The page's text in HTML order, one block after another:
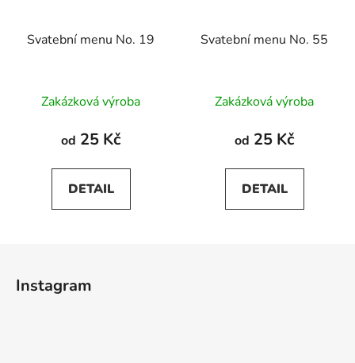
Svatební menu No. 19
Zakázková výroba
od 25 Kč
DETAIL
Svatební menu No. 55
Zakázková výroba
od 25 Kč
DETAIL
Instagram